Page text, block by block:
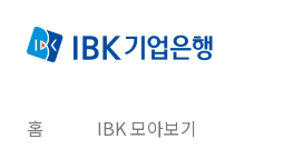
홈 IBK 모아보기